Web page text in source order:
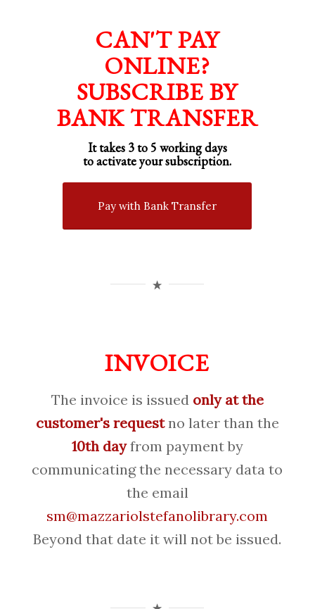
CAN'T PAY
ONLINE?
SUBSCRIBE BY
BANK TRANSFER
It takes 3 to 5 working days
to activate your subscription.
Pay with Bank Transfer
INVOICE
The invoice is issued only at the
customer's requestno later than the
10th dayfrom payment by
communicating the necessary data to
the email
sm@mazzariolstefanolibrary.com
Beyond that date it will not be issued.